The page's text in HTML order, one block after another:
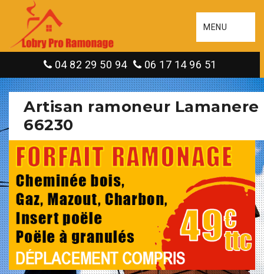
MENU
04 82 29 50 94 06 17 14 96 51
Artisan ramoneur Lamanere
66230